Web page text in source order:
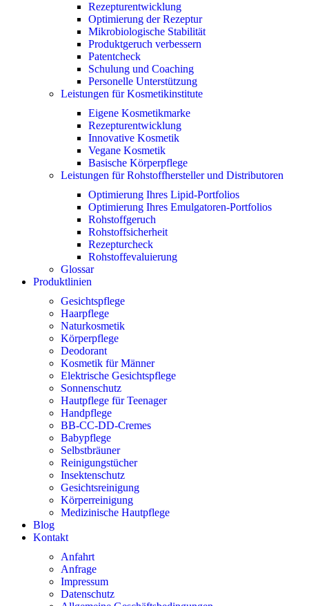
Rezepturentwicklung
Optimierung der Rezeptur
Mikrobiologische Stabilität
Produktgeruch verbessern
Patentcheck
Schulung und Coaching
Personelle Unterstützung
Leistungen für Kosmetikinstitute
Eigene Kosmetikmarke
Rezepturentwicklung
Innovative Kosmetik
Vegane Kosmetik
Basische Körperpflege
Leistungen für Rohstoffhersteller und Distributoren
Optimierung Ihres Lipid-Portfolios
Optimierung Ihres Emulgatoren-Portfolios
Rohstoffgeruch
Rohstoffsicherheit
Rezepturcheck
Rohstoffevaluierung
Glossar
Produktlinien
Gesichtspflege
Haarpflege
Naturkosmetik
Körperpflege
Deodorant
Kosmetik für Männer
Elektrische Gesichtspflege
Sonnenschutz
Hautpflege für Teenager
Handpflege
BB-CC-DD-Cremes
Babypflege
Selbstbräuner
Reinigungstücher
Insektenschutz
Gesichtsreinigung
Körperreinigung
Medizinische Hautpflege
Blog
Kontakt
Anfahrt
Anfrage
Impressum
Datenschutz